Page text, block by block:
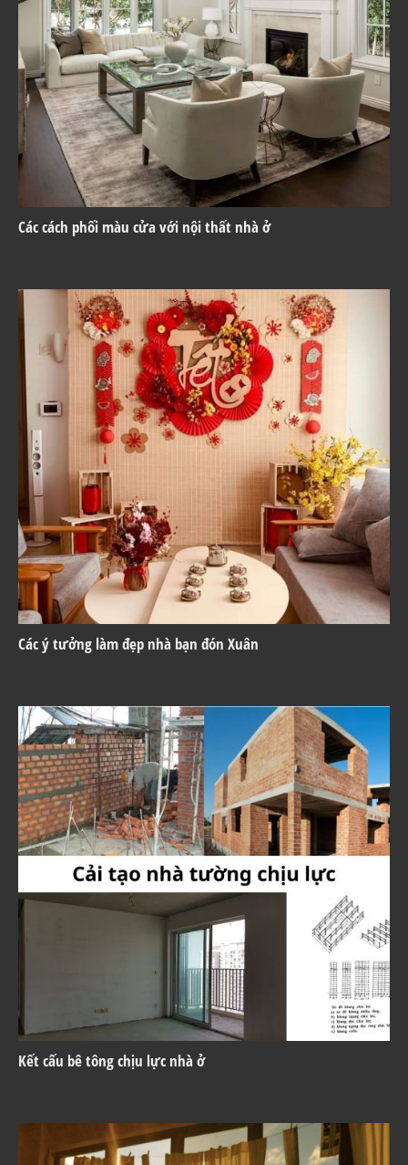
Các cách phối màu cửa với nội thất nhà ở
Các ý tưởng làm đẹp nhà bạn đón Xuân
Kết cấu bê tông chịu lực nhà ở